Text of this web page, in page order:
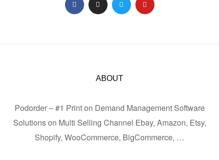
ABOUT
Podorder – #1 Print on Demand Management Software
Solutions on Multi Selling Channel Ebay, Amazon, Etsy,
Shopify, WooCommerce, BigCommerce, …